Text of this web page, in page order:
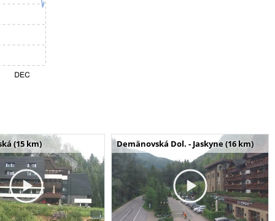
(15 km) Demänovská Dol. - Jaskyne (16 km)